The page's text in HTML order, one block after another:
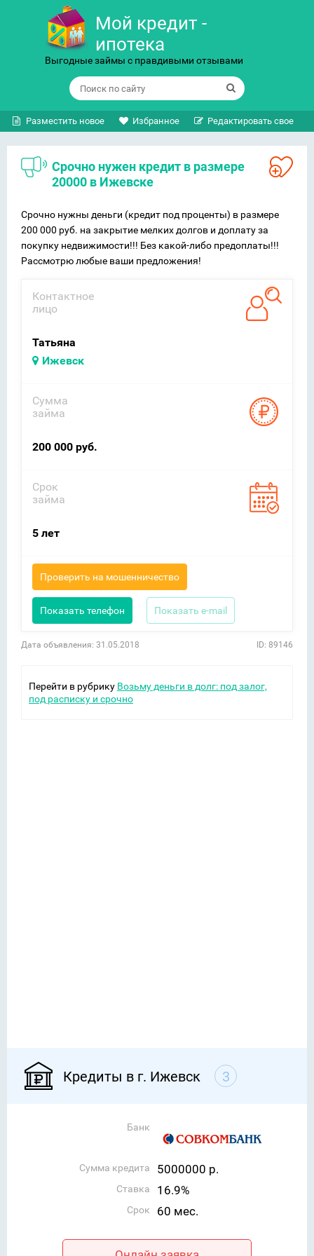
Мой кредит -
ипотека
Выгодные займы с правдивыми отзывами
Разместить новое Избранное Редактировать свое
Срочно нужен кредит в размере
20000 в Ижевске
Срочно нужны деньги (кредит под проценты) в размере
200 000 руб. на закрытие мелких долгов и доплату за
покупку недвижимости!!! Без какой-либо предоплаты!!!
Рассмотрю любые ваши предложения!
Контактное
лицо
Татьяна
Ижевск
Сумма
займа
200 000 руб.
Срок
займа
5 лет
Проверить на мошенничество
Показать телефон Показать e-mail
Дата объявления: 31.05.2018 ID: 89146
Перейти в рубрику Возьму деньги в долг: под залог,
под расписку и срочно
Кредиты в г. Ижевск 3
Банк
Сумма кредита 5000000 р.
Ставка 16.9%
Срок 60 мес.